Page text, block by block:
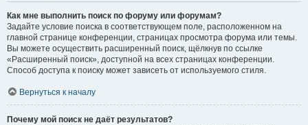
Как мне выполнить поиск по форуму или форумам?
Задайте условие поиска в соответствующем поле, расположенном на
главной странице конференции, страницах просмотра форума или темы.
Вы можете осуществить расширенный поиск, щёлкнув по ссылке
«Расширенный поиск», доступной на всех страницах конференции.
Способ доступа к поиску может зависеть от используемого стиля.
Вернуться к началу
Почему мой поиск не даёт результатов?